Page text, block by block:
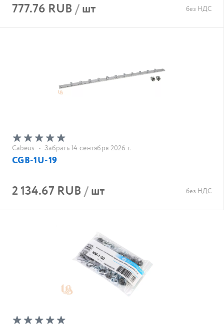
777.76 RUB/шт без НДС
Cabeus • Забрать 14 сентября 2026 г.
CGB-1U-19
2 134.67 RUB/шт без НДС